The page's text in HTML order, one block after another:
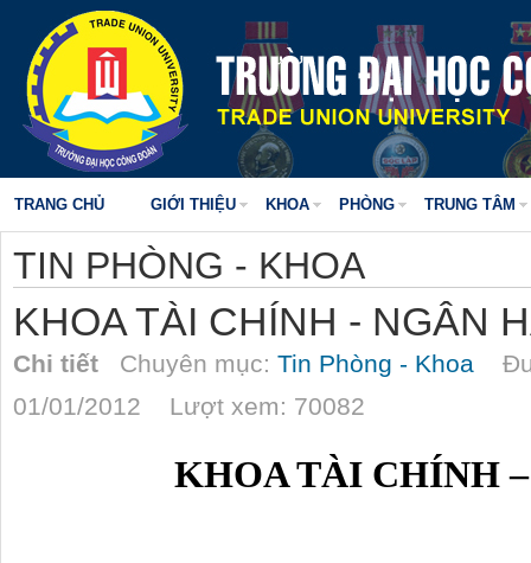
TRANG CHỦ GIỚI THIỆU KHOA PHÒNG TRUNG TÂM
TIN PHÒNG - KHOA
KHOA TÀI CHÍNH - NGÂN
Chi tiết Chuyên mục: Tin Phòng - Khoa
01/01/2012 Lượt xem: 70082
KHOA TÀI CHÍNH